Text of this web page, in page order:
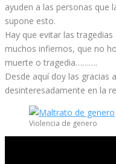
ayuden a las personas que
supone esto.
Hay que evitar las
muchos infiernos, que no
muerte o tragedia……….
Desde aquí doy las gracias
desinteresadamente en la
Violencia de genero